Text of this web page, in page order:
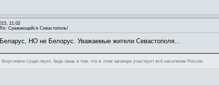
21:02
Re: Сражающийся Севастополь!
НО не Белорус. Уважаемые жители Севастополя...
безусловно существует, беда лишь в том, что в этом заговоре участвует всё население России.